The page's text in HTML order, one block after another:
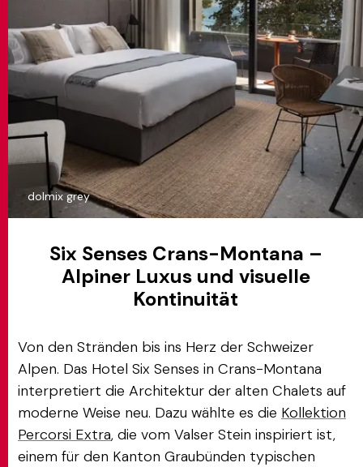
dolmix grey
Six Senses Crans-Montana –
Alpiner Luxus und visuelle
Kontinuität
Von den Stränden bis ins Herz der Schweizer
Alpen. Das Hotel Six Senses in Crans-Montana
interpretiert die Architektur der alten Chalets auf
moderne Weise neu. Dazu wählte es die Kollektion
Percorsi Extra, die vom Valser Stein inspiriert ist,
einem für den Kanton Graubünden typischen